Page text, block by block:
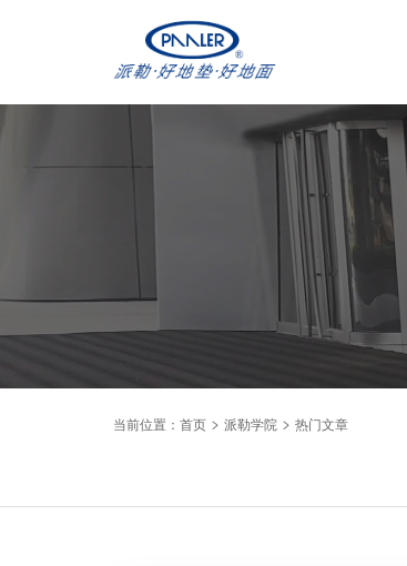
当前位置： 首页 派勒学院 热门文章